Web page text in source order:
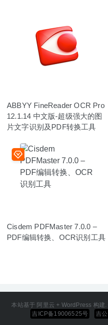
ABBYY FineReader OCR Pro
12.1.14 中文版-超级强大的图
片文字识别及PDF转换工具
Cisdem PDFMaster 7.0.0 –
PDF编辑转换、OCR识别工具
本站基于 阿里云 + WordPress 构
吉ICP备19006525号
吉